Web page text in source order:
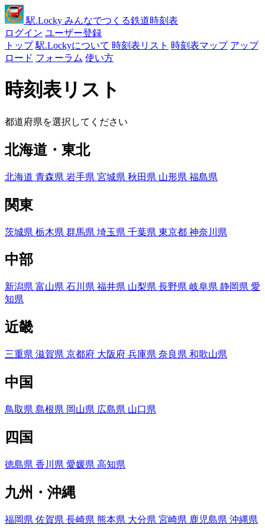
駅.Locky みんなでつくる鉄道時刻表
ログイン ユーザー登録
トップ 駅.Lockyについて 時刻表リスト 時刻表マップ アップ
ロード フォーラム 使い方
時刻表リスト
都道府県を選択してください
北海道・東北
北海道 青森県 岩手県 宮城県 秋田県 山形県 福島県
関東
茨城県 栃木県 群馬県 埼玉県 千葉県 東京都 神奈川県
中部
新潟県 富山県 石川県 福井県 山梨県 長野県 岐阜県 静岡県 愛
知県
近畿
三重県 滋賀県 京都府 大阪府 兵庫県 奈良県 和歌山県
中国
鳥取県 島根県 岡山県 広島県 山口県
四国
徳島県 香川県 愛媛県 高知県
九州・沖縄
福岡県 佐賀県 長崎県 熊本県 大分県 宮崎県 鹿児島県 沖縄県